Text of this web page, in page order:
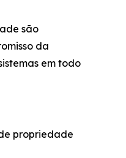
são
da
em todo
propriedade